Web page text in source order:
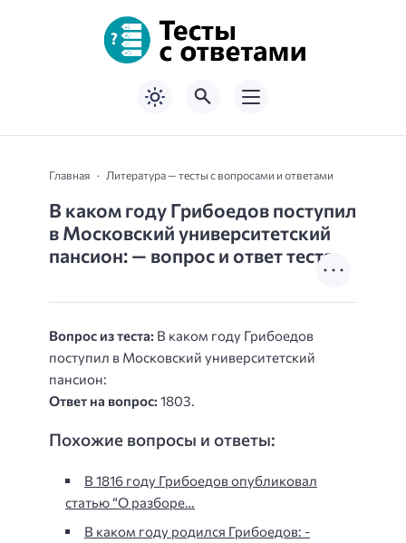
Главная Литература — тесты с вопросами и ответами
В каком году Грибоедов поступил
в Московский университетский
пансион: — вопрос и ответ теста
Вопрос из теста: В каком году Грибоедов
поступил в Московский университетский
пансион:
Ответ на вопрос: 1803.
Похожие вопросы и ответы:
В 1816 году Грибоедов опубликовал
статью “О разборе…
В каком году родился Грибоедов: -